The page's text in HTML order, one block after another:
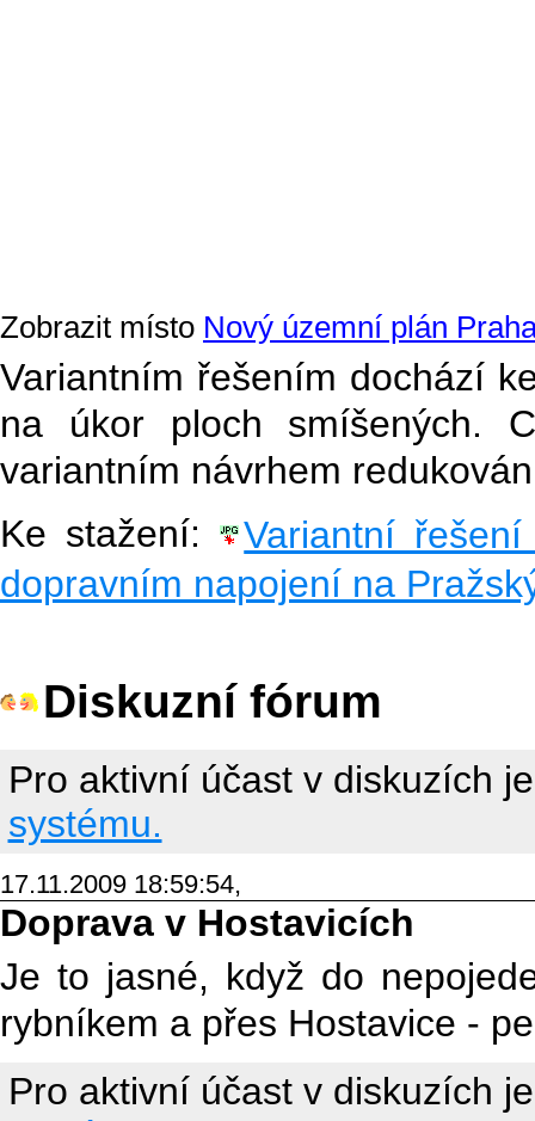
Zobrazit místo Nový územní plán
Variantním řešením dochází
na úkor ploch smíšených.
variantním návrhem
Ke stažení: Variantní
dopravním napojení na
Diskuzní fórum
Pro aktivní účast v diskuzích
systému.
17.11.2009 18:59:54,
Doprava v Hostavicích
Je to jasné, když do
rybníkem a přes Hostavice -
Pro aktivní účast v diskuzích